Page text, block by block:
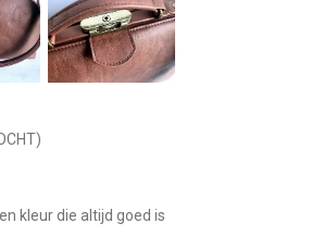
kleur die altijd goed is